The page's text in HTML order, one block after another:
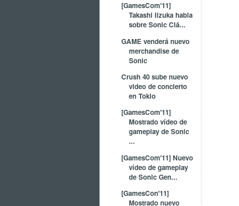
[GamesCom'11]
Takashi Iizuka habla
sobre Sonic Clá...
GAME venderá nuevo
merchandise de
Sonic
Crush 40 sube nuevo
video de concierto
en Tokio
[GamesCom'11]
Mostrado vídeo de
gameplay de Sonic
...
[GamesCom'11] Nuevo
vídeo de gameplay
de Sonic Gen...
[GamesCon'11]
Mostrado nuevo